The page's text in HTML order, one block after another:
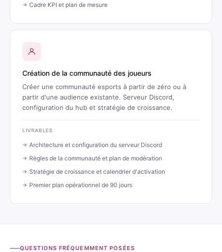
Cadre KPI et plan de mesure
Création de la communauté des joueurs
Créer une communauté esports à partir de zéro ou à
partir d'une audience existante. Serveur Discord,
configuration du hub et stratégie de croissance.
LIVRABLES
Architecture et configuration du serveur Discord
Règles de la communauté et plan de modération
Stratégie de croissance et calendrier d'activation
Premier plan opérationnel de 90 jours
QUESTIONS FRÉQUEMMENT POSÉES